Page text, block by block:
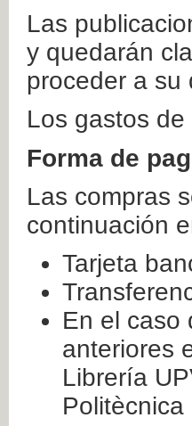
Las
y quedarán
proceder a su
Los gastos
Forma de
Las compras
continuación
Tarjeta
En el caso
anteriores
Librería